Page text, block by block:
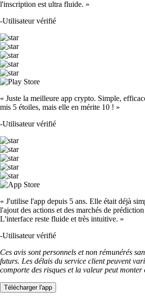
l'inscription est ultra fluide. »
-Utilisateur vérifié
« Juste la meilleure app crypto. Simple,
mis 5 étoiles, mais elle en mérite 10 ! »
-Utilisateur vérifié
« J'utilise l'app depuis 5 ans. Elle était déjà
l'ajout des actions et des marchés de
L'interface reste fluide et très intuitive. »
-Utilisateur vérifié
Ces avis sont personnels et non rémunérés
futurs. Les délais du service client peuvent
comporte des risques et la valeur peut monter
Télécharger l'app